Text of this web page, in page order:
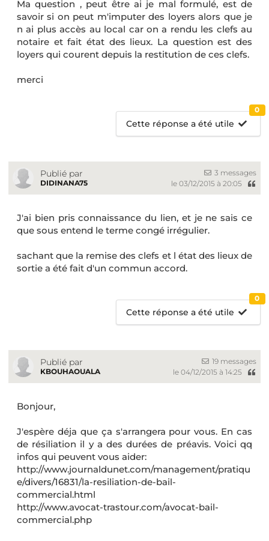
Ma question , peut être ai je mal formulé, est de
savoir si on peut m'imputer des loyers alors que je
n ai plus accès au local car on a rendu les clefs au
notaire et fait état des lieux. La question est des
loyers qui courent depuis la restitution de ces clefs.
merci
Cette réponse a été utile
0
Publié par
DIDINANA75
3 messages
le 03/12/2015 à 20:05
J'ai bien pris connaissance du lien, et je ne sais ce
que sous entend le terme congé irrégulier.
sachant que la remise des clefs et l état des lieux de
sortie a été fait d'un commun accord.
Cette réponse a été utile
0
Publié par
KBOUHAOUALA
19 messages
le 04/12/2015 à 14:25
Bonjour,
J'espère déja que ça s'arrangera pour vous. En cas
de résiliation il y a des durées de préavis. Voici qq
infos qui peuvent vous aider:
http://www.journaldunet.com/management/pratiqu
e/divers/16831/la-resiliation-de-bail-
commercial.html
http://www.avocat-trastour.com/avocat-bail-
commercial.php